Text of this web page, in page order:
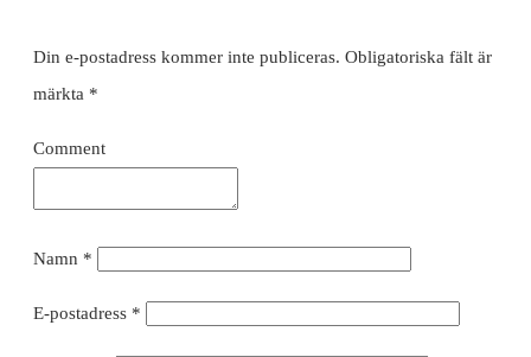
Din e-postadress kommer inte publiceras. Obligatoriska fält är
märkta *
Comment
Namn *
E-postadress *